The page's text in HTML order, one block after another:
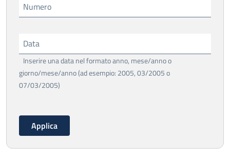
Numero
Data
Inserire una data nel formato anno, mese/anno o
giorno/mese/anno (ad esempio: 2005, 03/2005 o
07/03/2005)